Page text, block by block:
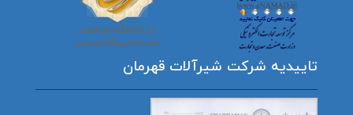
تاییدیه شرکت شیرآلات قهرمان